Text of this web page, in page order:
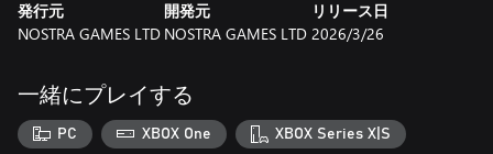
ンプを活用しよう。
掘削体験や資源の入手に影響を与える多様な環境を探索しよ
う。
69 UPGRADES
発行元
NOSTRA GAMES LTD
開発元
NOSTRA GAMES LTD
リリース日
2026/3/26
一緒にプレイする
PC XBOX One XBOX Series X|S